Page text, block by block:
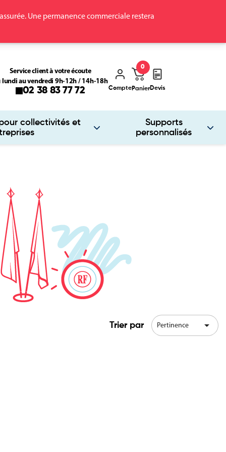
Une permanence commerciale restera
collectivités et
Supports
personnalisés
Service client à votre écoute
lundi au vendredi 9h-12h / 14h-18h
02 38 83 77 72 ComptePanier
0
Devis
Trier par Pertinence 